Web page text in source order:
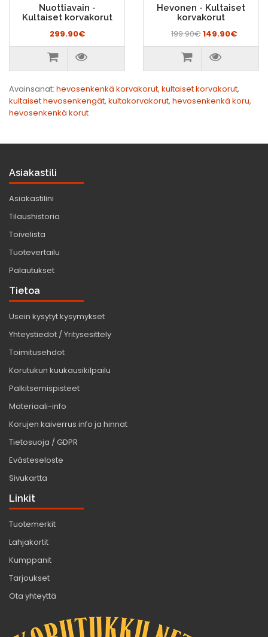
Nuottiavain -
Kultaiset korvakorut
299.90€
Hevonen - Kultaiset
korvakorut
199.90€149.90€
Avainsanat: hevosenkenkä korvakorut, kultaiset korvakorut,
kultaiset hevosenkengät, kultakorvakorut, hevosenkenkä koru,
hevosenkenkä korut
Asiakastili
Asiakastilini
Tilaushistoria
Toivelista
Tuotevertailu
Palautukset
Tietoa
Usein kysytyt kysymykset
Yhteystiedot / Yritysesittely
Toimitusehdot
Korutukun kuukausikilpailu
Palkitsemispisteet
Materiaali-info
Korujen kaiverrus info ja hinnat
Tietosuoja / GDPR
Evästeseloste
Sivukartta
Linkit
Tuotemerkit
Lahjakortit
Kumppanit
Tarjoukset
Ota yhteyttä